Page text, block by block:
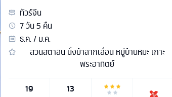
ทัวร์จีน
7วัน5 คืน
ธ.ค. / ม.ค.
สวนสตาลิน นั่งม้าลากเลื่อน หมู่บ้านหิมะ เกาะ
พระอาทิตย์
19
13